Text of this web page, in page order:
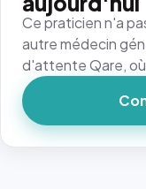
Ce praticien n'a
autre médecin
d'attente Qare,